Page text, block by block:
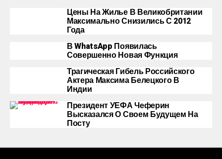
Цены На Жилье В Великобритании
Максимально Снизились С 2012
Года
В WhatsApp Появилась
Совершенно Новая Функция
Трагическая Гибель Российского
Актера Максима Белецкого В
Индии
Президент УЕФА Чеферин
Высказался О Своем Будущем На
Посту